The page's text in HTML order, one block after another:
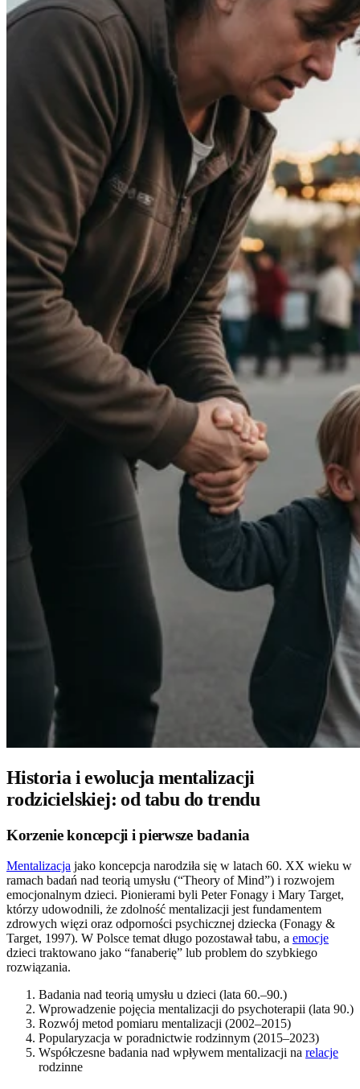
Historia i ewolucja mentalizacji
rodzicielskiej: od tabu do trendu
Korzenie koncepcji i pierwsze badania
Mentalizacja jako koncepcja narodziła się w latach 60. XX wieku w
ramach badań nad teorią umysłu (“Theory of Mind”) i rozwojem
emocjonalnym dzieci. Pionierami byli Peter Fonagy i Mary Target,
którzy udowodnili, że zdolność mentalizacji jest fundamentem
zdrowych więzi oraz odporności psychicznej dziecka (Fonagy &
Target, 1997). W Polsce temat długo pozostawał tabu, a emocje
dzieci traktowano jako “fanaberię” lub problem do szybkiego
rozwiązania.
Badania nad teorią umysłu u dzieci (lata 60.–90.)
Wprowadzenie pojęcia mentalizacji do psychoterapii (lata 90.)
Rozwój metod pomiaru mentalizacji (2002–2015)
Popularyzacja w poradnictwie rodzinnym (2015–2023)
Współczesne badania nad wpływem mentalizacji na relacje
rodzinne